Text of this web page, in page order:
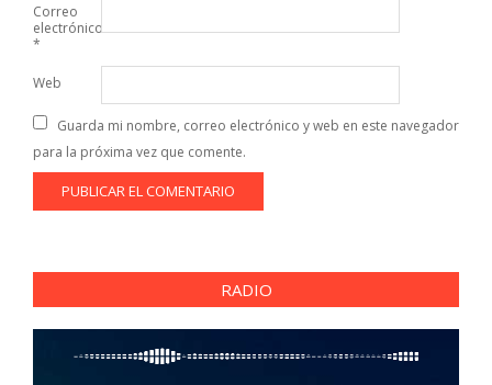
Correo
electrónico
*
Web
Guarda mi nombre, correo electrónico y web en este navegador
para la próxima vez que comente.
RADIO